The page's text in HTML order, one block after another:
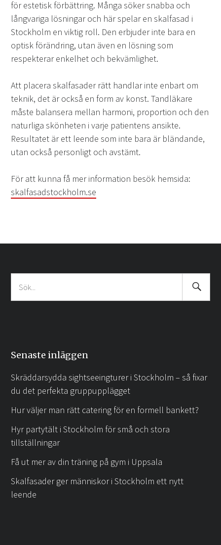
för estetisk förbättring. Många söker snabba och
långvariga lösningar och här spelar en skalfasad i
Stockholm en viktig roll. Den erbjuder inte bara en
optisk förändring, utan även en lösning som
respekterar enkelhet och bekvämlighet.
Att placera skalfasader rätt handlar inte enbart om
teknik, det är också en form av konst. Tandläkare
måste balansera mellan harmoni, proportion och den
naturliga skönheten i varje patientens ansikte.
Resultatet är ett leende som inte bara är bländande,
utan också personligt och avstämt.
För att kunna få mer information besök hemsida:
skalfasadstockholm.se
Sök
efter:
Search
Senaste inläggen
Skräddarsydda sightseeingturer i Stockholm – så fixar
du det perfekta gruppupplägget
Hur väljer man rätt catering för en formell bankett?
Hyr partytält i Stockholm för små och stora
tillställningar
Få ut mer av din träning på gym i Uppsala
Skalfasader ger människor i Stockholm ett nytt
leende